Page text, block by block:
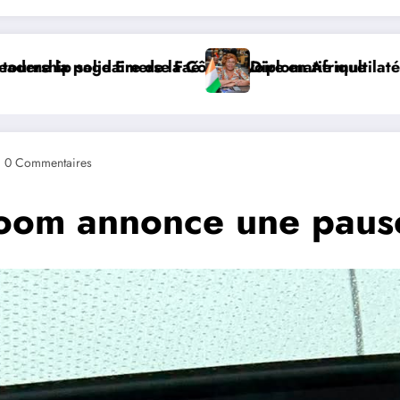
: à Addis-Abeba, SE Mme Nialé Kaba porte la
𝐉𝐎𝐉 𝐃𝐀𝐊𝐀𝐑 𝟐𝟎𝟐𝟔 : 𝐋𝐄𝐒
0 Commentaires
annonce une